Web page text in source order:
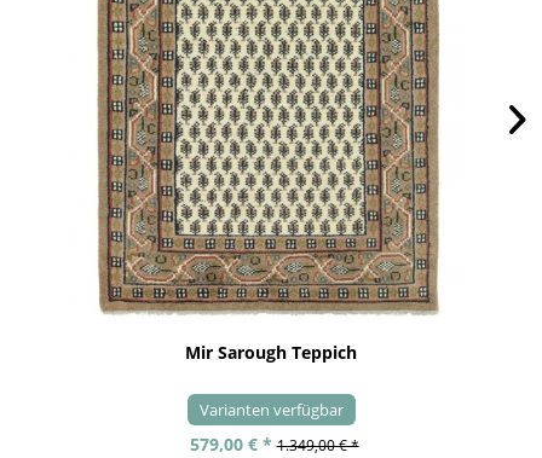
Mir Sarough Teppich
Varianten verfügbar
579,00 € * 1.349,00 € *